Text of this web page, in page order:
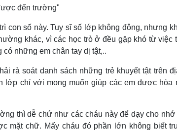
đến trường"
con số này. Tuy sĩ số lớp không đông, nhưng
khác, vì các học trò ở đều gặp khó từ việc
có những em chân tay dị tật,..
rà soát danh sách những trẻ khuyết tật trên
lớp chỉ với mong muốn giúp các em được hòa
thì dễ chứ như các cháu này để dạy cho
mặt chữ. Mấy cháu đó phần lớn không biết